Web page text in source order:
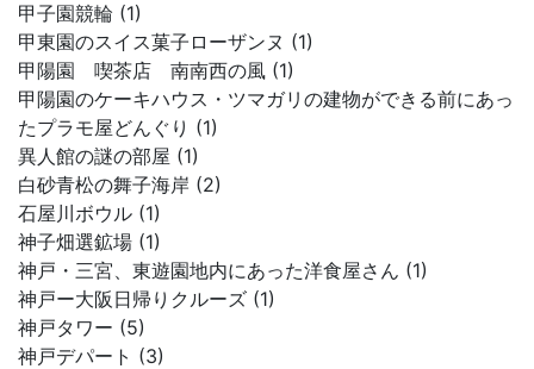
甲子園競輪 (1)
甲東園のスイス菓子ローザンヌ (1)
甲陽園 喫茶店 南南西の風 (1)
甲陽園のケーキハウス・ツマガリの建物ができる前にあっ
たプラモ屋どんぐり (1)
異人館の謎の部屋 (1)
白砂青松の舞子海岸 (2)
石屋川ボウル (1)
神子畑選鉱場 (1)
神戸・三宮、東遊園地内にあった洋食屋さん (1)
神戸ー大阪日帰りクルーズ (1)
神戸タワー (5)
神戸デパート (3)